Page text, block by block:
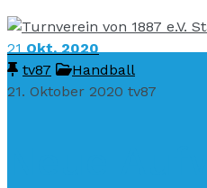
21 Okt. 2020
tv87
Handball
21. Oktober 2020 tv87
Neue